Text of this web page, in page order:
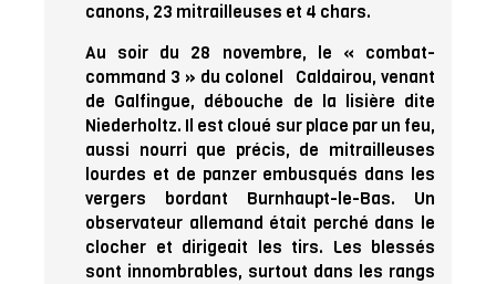
canons, 23 mitrailleuses et 4 chars.
Au soir du 28 novembre, le « combat-
command 3 » du colonel Caldairou, venant
de Galfingue, débouche de la lisière dite
Niederholtz. Il est cloué sur place par un feu,
aussi nourri que précis, de mitrailleuses
lourdes et de panzer embusqués dans les
vergers bordant Burnhaupt-le-Bas. Un
observateur allemand était perché dans le
clocher et dirigeait les tirs. Les blessés
sont innombrables, surtout dans les rangs